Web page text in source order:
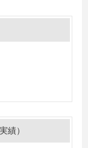
績）